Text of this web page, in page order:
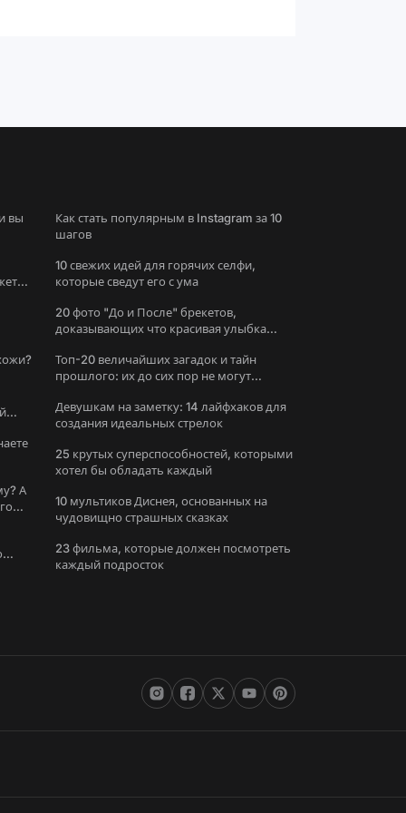
вы
А
Как стать популярным в Instagram за 10
шагов
10 свежих идей для горячих селфи,
которые сведут его с ума
20 фото "До и После" брекетов,
доказывающих что красивая улыбка
Топ-20 величайших загадок и тайн
прошлого: их до сих пор не могут
Девушкам на заметку: 14 лайфхаков для
создания идеальных стрелок
25 крутых суперспособностей, которыми
хотел бы обладать каждый
10 мультиков Диснея, основанных на
чудовищно страшных сказках
23 фильма, которые должен посмотреть
каждый подросток